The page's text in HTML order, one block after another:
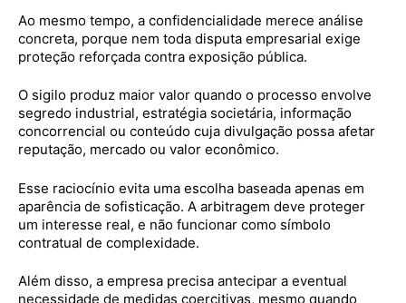
Ao mesmo tempo, a confidencialidade merece análise
concreta, porque nem toda disputa empresarial exige
proteção reforçada contra exposição pública.
O sigilo produz maior valor quando o processo envolve
segredo industrial, estratégia societária, informação
concorrencial ou conteúdo cuja divulgação possa afetar
reputação, mercado ou valor econômico.
Esse raciocínio evita uma escolha baseada apenas em
aparência de sofisticação. A arbitragem deve proteger
um interesse real, e não funcionar como símbolo
contratual de complexidade.
Além disso, a empresa precisa antecipar a eventual
necessidade de medidas coercitivas, mesmo quando